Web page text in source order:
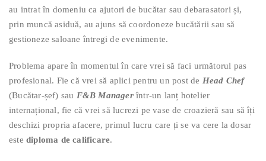
au intrat în domeniu ca ajutori de bucătar sau debarasatori și,
prin muncă asiduă, au ajuns să coordoneze bucătării sau să
gestioneze saloane întregi de evenimente.
Problema apare în momentul în care vrei să faci următorul pas
profesional. Fie că vrei să aplici pentru un post de Head Chef
(Bucătar-șef) sau F&B Managerîntr-un lanț hotelier
internațional, fie că vrei să lucrezi pe vase de croazieră sau să îți
deschizi propria afacere, primul lucru care ți se va cere la dosar
este diploma de calificare.